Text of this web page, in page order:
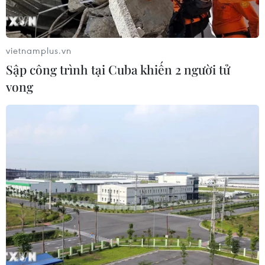
27/12/2018 22:47
Nếu 2017 là năm của những cuộc thử nghiệm, 2018 là
năm của những hội nghị thượng đỉnh, có lẽ chỉ có ông
Kim Jong-un mới biết năm 2019 sẽ mang lại điều gì.
vietnamplus.vn
Sập công trình tại Cuba khiến 2 người tử
vong